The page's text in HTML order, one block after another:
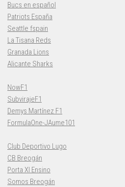
Bucs en español
Patriots España
Seattle fspain
La Tisana Reds
Granada Lions
Alicante Sharks
NowF1
SubvirajeF1
Demys Martínez F1
FormulaOne-JAume101
Club Deportivo Lugo
CB Breogán
Porta XI Ensino
Somos Breogán